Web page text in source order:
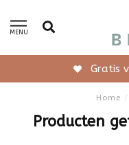
MENU
Gratis
Home /
Producten